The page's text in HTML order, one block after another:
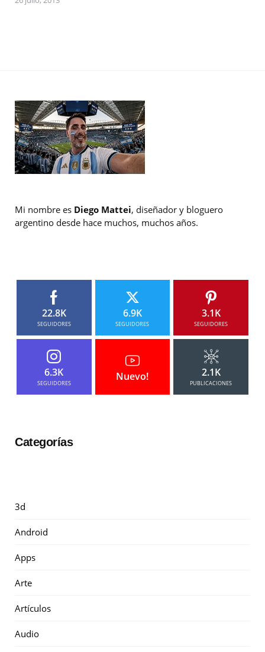
Mi nombre es Diego Mattei, diseñador y bloguero
argentino desde hace muchos, muchos años.
22.8K
SEGUIDORES
6.9K
SEGUIDORES
3.1K
SEGUIDORES
6.3K
SEGUIDORES
Nuevo! 2.1K
PUBLICACIONES
Categorías
3d
Android
Apps
Arte
Artículos
Audio